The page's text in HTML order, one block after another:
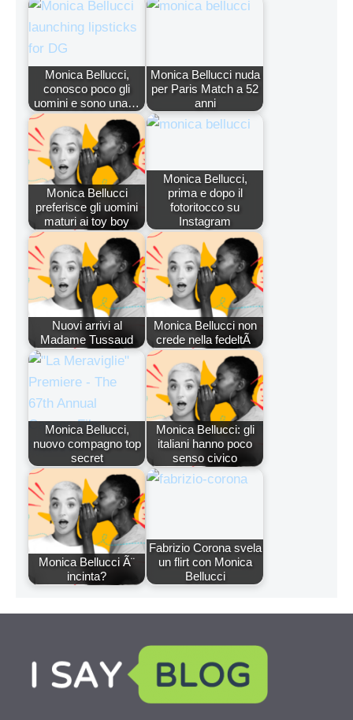
Monica Bellucci,
conosco poco gli
uomini e sono una…
Monica Bellucci nuda
per Paris Match a 52
anni
Monica Bellucci
preferisce gli uomini
maturi ai toy boy
Monica Bellucci,
prima e dopo il
fotoritocco su
Instagram
Nuovi arrivi al
Madame Tussaud
Monica Bellucci non
crede nella fedeltÃ
Monica Bellucci,
nuovo compagno top
secret
Monica Bellucci: gli
italiani hanno poco
senso civico
Monica Bellucci Ã¨
incinta?
Fabrizio Corona svela
un flirt con Monica
Bellucci